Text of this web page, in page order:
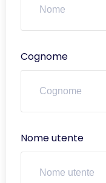
Cognome
Nome utente